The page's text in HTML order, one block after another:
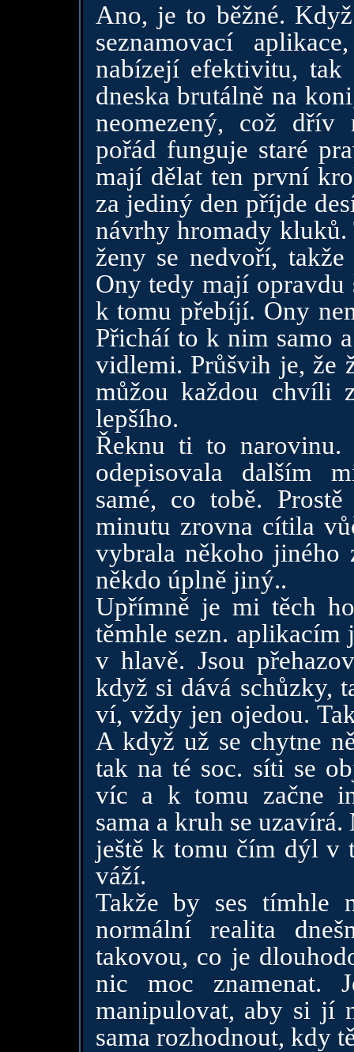
Ano, je to běžné.
seznamovací
nabízejí efektivitu,
dneska brutálně na
neomezený, což dřív
pořád funguje staré
mají dělat ten první
za jediný den příjde
návrhy hromady
ženy se nedvoří,
Ony tedy mají opravdu
k tomu přebíjí. Ony
Přicháí to k nim samo
vidlemi. Průšvih je, že
můžou každou chvíli
lepšího.
Řeknu ti to narovinu.
odepisovala dalším
samé, co tobě.
minutu zrovna cítila
vybrala někoho jiného
někdo úplně jiný..
Upřímně je mi těch
těmhle sezn.
v hlavě. Jsou
když si dává schůzky,
ví, vždy jen ojedou.
A když už se chytne
tak na té soc. síti se
víc a k tomu začne
sama a kruh se
ještě k tomu čím dýl v
váží.
Takže by ses tímhle
normální realita
takovou, co je
nic moc znamenat.
manipulovat, aby si jí
sama rozhodnout, kdy